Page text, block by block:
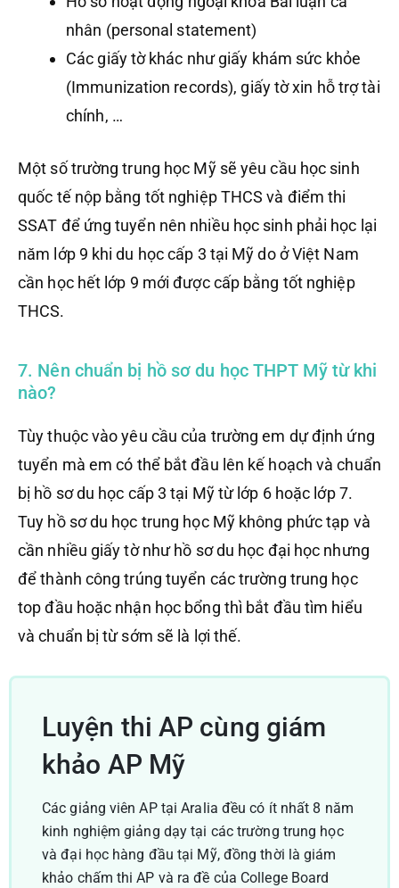
nhân (personal statement)
Các giấy tờ khác như giấy khám sức khỏe
(Immunization records), giấy tờ xin hỗ trợ tài
chính, …
Một số trường trung học Mỹ sẽ yêu cầu học sinh
quốc tế nộp bằng tốt nghiệp THCS và điểm thi
SSAT để ứng tuyển nên nhiều học sinh phải học lại
năm lớp 9 khi du học cấp 3 tại Mỹ do ở Việt Nam
cần học hết lớp 9 mới được cấp bằng tốt nghiệp
THCS.
7. Nên chuẩn bị hồ sơ du học THPT Mỹ từ khi
nào?
Tùy thuộc vào yêu cầu của trường em dự định ứng
tuyển mà em có thể bắt đầu lên kế hoạch và chuẩn
bị hồ sơ du học cấp 3 tại Mỹ từ lớp 6 hoặc lớp 7.
Tuy hồ sơ du học trung học Mỹ không phức tạp và
cần nhiều giấy tờ như hồ sơ du học đại học nhưng
để thành công trúng tuyển các trường trung học
top đầu hoặc nhận học bổng thì bắt đầu tìm hiểu
và chuẩn bị từ sớm sẽ là lợi thế.
Luyện thi AP cùng giám
khảo AP Mỹ
Các giảng viên AP tại Aralia đều có ít nhất 8 năm
kinh nghiệm giảng dạy tại các trường trung học
và đại học hàng đầu tại Mỹ, đồng thời là giám
khảo chấm thi AP và ra đề của College Board